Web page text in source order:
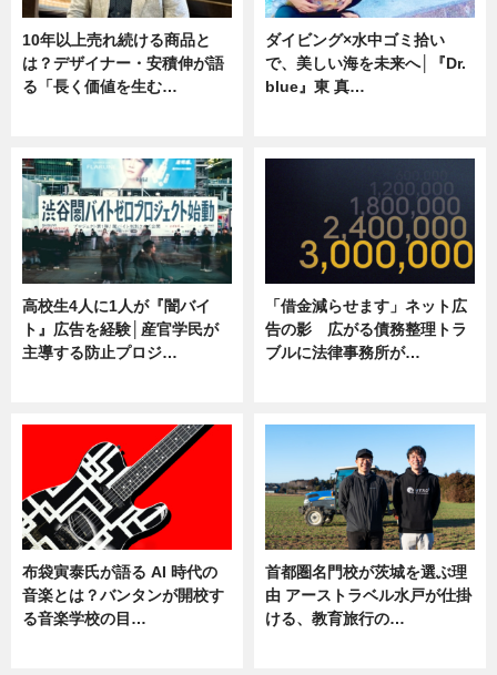
10年以上売れ続ける商品と
は？デザイナー・安積伸が語
る「長く価値を生む…
ダイビング×水中ゴミ拾い
で、美しい海を未来へ│『Dr.
blue』東 真…
高校生4人に1人が『闇バイ
ト』広告を経験│産官学民が
主導する防止プロジ…
「借金減らせます」ネット広
告の影 広がる債務整理トラ
ブルに法律事務所が…
布袋寅泰氏が語る AI 時代の
音楽とは？バンタンが開校す
る音楽学校の目…
首都圏名門校が茨城を選ぶ理
由 アーストラベル水戸が仕掛
ける、教育旅行の…